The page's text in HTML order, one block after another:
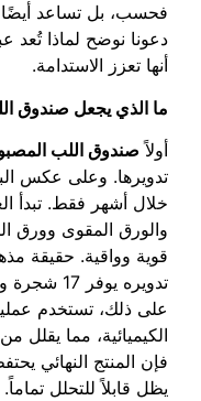
فحسب، بل تساعد أيضًا
دعونا نوضح لماذا تُعد
أنها تعزز الاستدامة.
ما الذي يجعل صندوق
أولاً صندوق اللب
تدويرها. وعلى عكس
خلال أشهر فقط. تبدأ
والورق المقوى وورق
قوية وواقية. حقيقة
على ذلك، تستخدم
الكيميائية، مما يقلل
فإن المنتج النهائي
يظل قابلاً للتحلل تماماً.